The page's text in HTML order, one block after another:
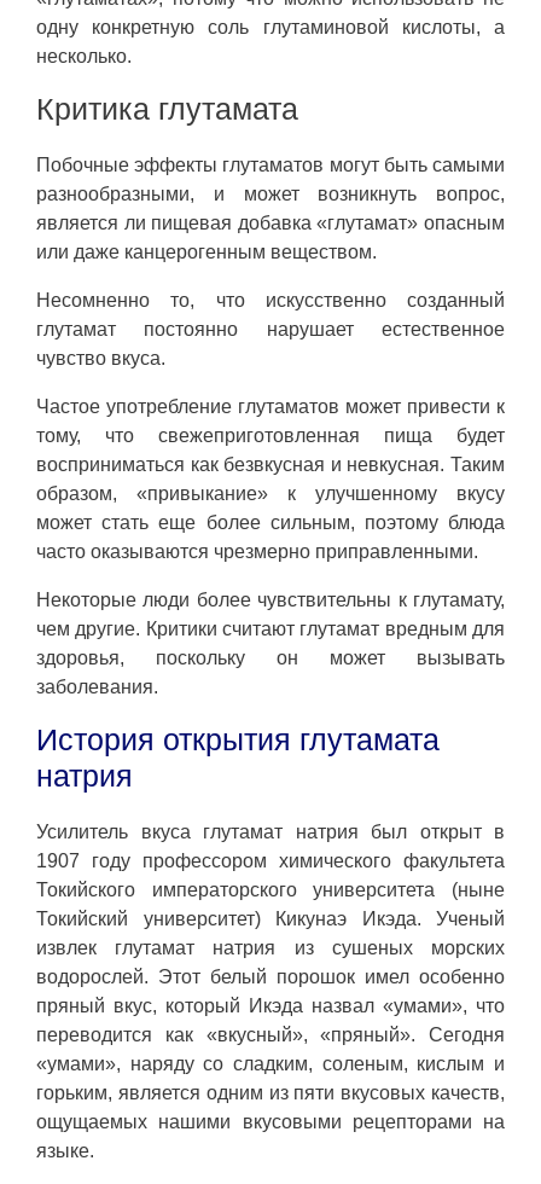
одну конкретную соль глутаминовой кислоты, а
несколько.
Критика глутамата
Побочные эффекты глутаматов могут быть самыми
разнообразными, и может возникнуть вопрос,
является ли пищевая добавка «глутамат» опасным
или даже канцерогенным веществом.
Несомненно то, что искусственно созданный
глутамат постоянно нарушает естественное
чувство вкуса.
Частое употребление глутаматов может привести к
тому, что свежеприготовленная пища будет
восприниматься как безвкусная и невкусная. Таким
образом, «привыкание» к улучшенному вкусу
может стать еще более сильным, поэтому блюда
часто оказываются чрезмерно приправленными.
Некоторые люди более чувствительны к глутамату,
чем другие. Критики считают глутамат вредным для
здоровья, поскольку он может вызывать
заболевания.
История открытия глутамата
натрия
Усилитель вкуса глутамат натрия был открыт в
1907 году профессором химического факультета
Токийского императорского университета (ныне
Токийский университет) Кикунаэ Икэда. Ученый
извлек глутамат натрия из сушеных морских
водорослей. Этот белый порошок имел особенно
пряный вкус, который Икэда назвал «умами», что
переводится как «вкусный», «пряный». Сегодня
«умами», наряду со сладким, соленым, кислым и
горьким, является одним из пяти вкусовых качеств,
ощущаемых нашими вкусовыми рецепторами на
языке.